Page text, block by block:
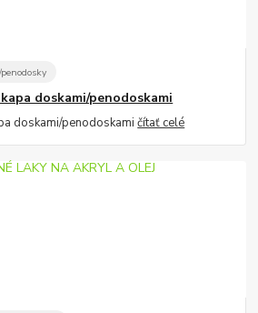
doskami/penodoskami
doskami/penodoskamičítať celé